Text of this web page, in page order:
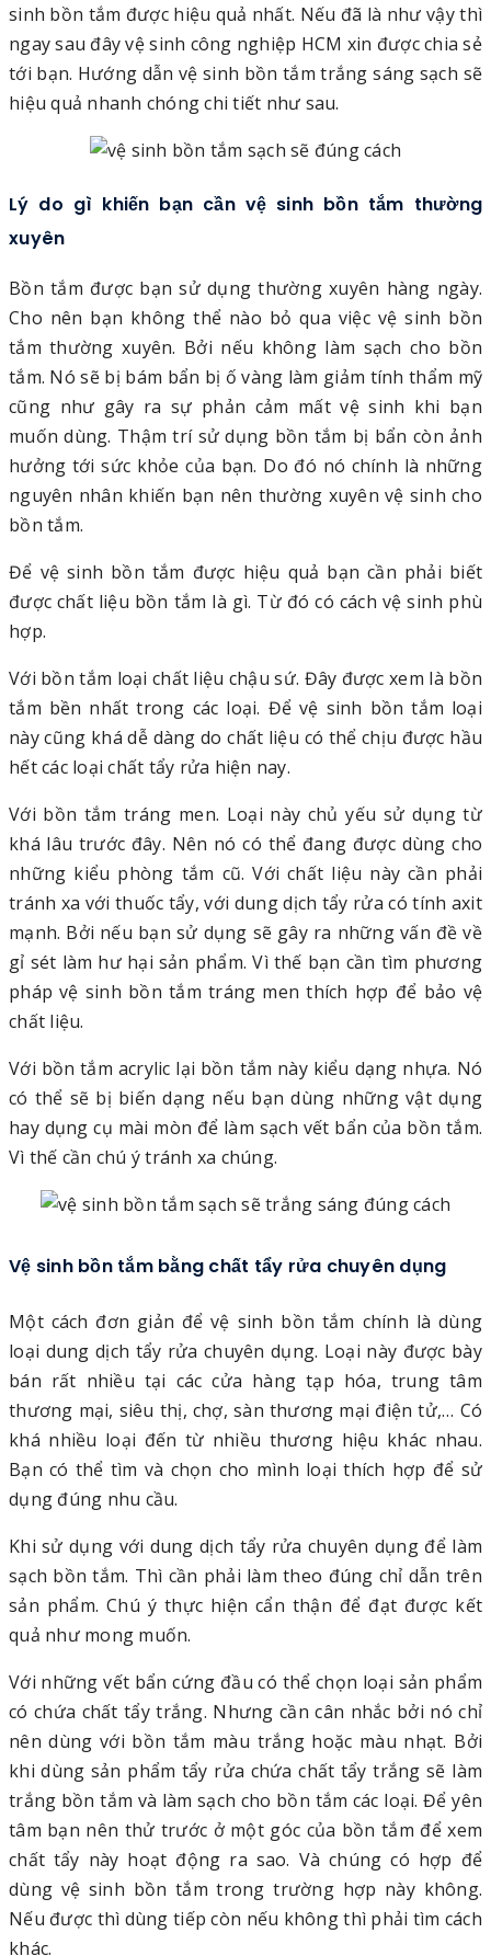
sinh bồn tắm được hiệu quả nhất. Nếu đã là như vậy thì
ngay sau đây vệ sinh công nghiệp HCM xin được chia sẻ
tới bạn. Hướng dẫn vệ sinh bồn tắm trắng sáng sạch sẽ
hiệu quả nhanh chóng chi tiết như sau.
Lý do gì khiến bạn cần vệ sinh bồn tắm thường
xuyên
Bồn tắm được bạn sử dụng thường xuyên hàng ngày.
Cho nên bạn không thể nào bỏ qua việc vệ sinh bồn
tắm thường xuyên. Bởi nếu không làm sạch cho bồn
tắm. Nó sẽ bị bám bẩn bị ố vàng làm giảm tính thẩm mỹ
cũng như gây ra sự phản cảm mất vệ sinh khi bạn
muốn dùng. Thậm trí sử dụng bồn tắm bị bẩn còn ảnh
hưởng tới sức khỏe của bạn. Do đó nó chính là những
nguyên nhân khiến bạn nên thường xuyên vệ sinh cho
bồn tắm.
Để vệ sinh bồn tắm được hiệu quả bạn cần phải biết
được chất liệu bồn tắm là gì. Từ đó có cách vệ sinh phù
hợp.
Với bồn tắm loại chất liệu chậu sứ. Đây được xem là bồn
tắm bền nhất trong các loại. Để vệ sinh bồn tắm loại
này cũng khá dễ dàng do chất liệu có thể chịu được hầu
hết các loại chất tẩy rửa hiện nay.
Với bồn tắm tráng men. Loại này chủ yếu sử dụng từ
khá lâu trước đây. Nên nó có thể đang được dùng cho
những kiểu phòng tắm cũ. Với chất liệu này cần phải
tránh xa với thuốc tẩy, với dung dịch tẩy rửa có tính axit
mạnh. Bởi nếu bạn sử dụng sẽ gây ra những vấn đề về
gỉ sét làm hư hại sản phẩm. Vì thế bạn cần tìm phương
pháp vệ sinh bồn tắm tráng men thích hợp để bảo vệ
chất liệu.
Với bồn tắm acrylic lại bồn tắm này kiểu dạng nhựa. Nó
có thể sẽ bị biến dạng nếu bạn dùng những vật dụng
hay dụng cụ mài mòn để làm sạch vết bẩn của bồn tắm.
Vì thế cần chú ý tránh xa chúng.
Vệ sinh bồn tắm bằng chất tẩy rửa chuyên dụng
Một cách đơn giản để vệ sinh bồn tắm chính là dùng
loại dung dịch tẩy rửa chuyên dụng. Loại này được bày
bán rất nhiều tại các cửa hàng tạp hóa, trung tâm
thương mại, siêu thị, chợ, sàn thương mại điện tử,… Có
khá nhiều loại đến từ nhiều thương hiệu khác nhau.
Bạn có thể tìm và chọn cho mình loại thích hợp để sử
dụng đúng nhu cầu.
Khi sử dụng với dung dịch tẩy rửa chuyên dụng để làm
sạch bồn tắm. Thì cần phải làm theo đúng chỉ dẫn trên
sản phẩm. Chú ý thực hiện cẩn thận để đạt được kết
quả như mong muốn.
Với những vết bẩn cứng đầu có thể chọn loại sản phẩm
có chứa chất tẩy trắng. Nhưng cần cân nhắc bởi nó chỉ
nên dùng với bồn tắm màu trắng hoặc màu nhạt. Bởi
khi dùng sản phẩm tẩy rửa chứa chất tẩy trắng sẽ làm
trắng bồn tắm và làm sạch cho bồn tắm các loại. Để yên
tâm bạn nên thử trước ở một góc của bồn tắm để xem
chất tẩy này hoạt động ra sao. Và chúng có hợp để
dùng vệ sinh bồn tắm trong trường hợp này không.
Nếu được thì dùng tiếp còn nếu không thì phải tìm cách
khác.